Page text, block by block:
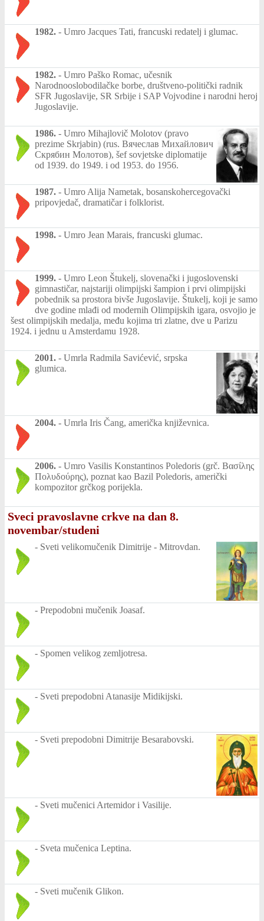
1982. - Umro Jacques Tati, francuski redatelj i glumac.
1982. - Umro Paško Romac, učesnik
Narodnooslobodilačke borbe, društveno-politički radnik
SFR Jugoslavije, SR Srbije i SAP Vojvodine i narodni heroj
Jugoslavije.
1986. - Umro Mihajlovič Molotov (pravo
prezime Skrjabin) (rus. Вячеслав Михайлович
Скрябин Молотов), šef sovjetske diplomatije
od 1939. do 1949. i od 1953. do 1956.
1987. - Umro Alija Nametak, bosanskohercegovački
pripovjedač, dramatičar i folklorist.
1998. - Umro Jean Marais, francuski glumac.
1999. - Umro Leon Štukelj, slovenački i jugoslovenski
gimnastičar, najstariji olimpijski šampion i prvi olimpijski
pobednik sa prostora bivše Jugoslavije. Štukelj, koji je samo
dve godine mlađi od modernih Olimpijskih igara, osvojio je
šest olimpijskih medalja, među kojima tri zlatne, dve u Parizu
1924. i jednu u Amsterdamu 1928.
2001. - Umrla Radmila Savićević, srpska
glumica.
2004. - Umrla Iris Čang, američka književnica.
2006. - Umro Vasilis Konstantinos Poledoris (grč. Βασίλης
Πολυδούρης), poznat kao Bazil Poledoris, američki
kompozitor grčkog porijekla.
Sveci pravoslavne crkve na dan 8.
novembar/studeni
- Sveti velikomučenik Dimitrije - Mitrovdan.
- Prepodobni mučenik Joasaf.
- Spomen velikog zemljotresa.
- Sveti prepodobni Atanasije Midikijski.
- Sveti prepodobni Dimitrije Besarabovski.
- Sveti mučenici Artemidor i Vasilije.
- Sveta mučenica Leptina.
- Sveti mučenik Glikon.